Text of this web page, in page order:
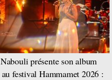
présente son album
au festival Hammamet 2026 :